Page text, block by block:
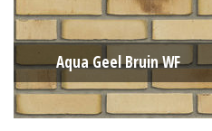
Aqua Geel Bruin WF